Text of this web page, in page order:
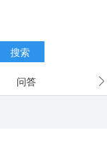
搜索
问答